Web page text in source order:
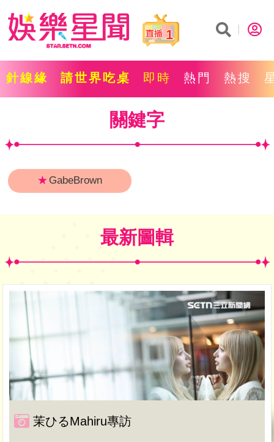
1
針線緣 請世界吃桌 即時 熱門 熱搜
關鍵字
★ GabeBrown
最新圖輯
茉ひるMahiru專訪